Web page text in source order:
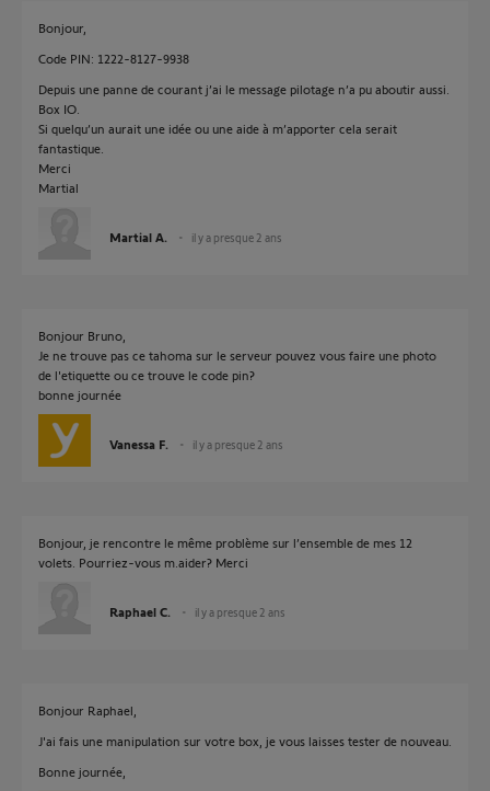
Bonjour,
Code PIN: 1222-8127-9938
Depuis une panne de courant j’ai le message pilotage n’a pu aboutir aussi.
Box IO.
Si quelqu’un aurait une idée ou une aide à m’apporter cela serait
fantastique.
Merci
Martial
Martial A. il y a presque 2 ans
Bonjour Bruno,
Je ne trouve pas ce tahoma sur le serveur pouvez vous faire une photo
de l'etiquette ou ce trouve le code pin?
bonne journée
Vanessa F. il y a presque 2 ans
Bonjour, je rencontre le même problème sur l’ensemble de mes 12
volets. Pourriez-vous m.aider? Merci
Raphael C. il y a presque 2 ans
Bonjour Raphael,
J'ai fais une manipulation sur votre box, je vous laisses tester de nouveau.
Bonne journée,